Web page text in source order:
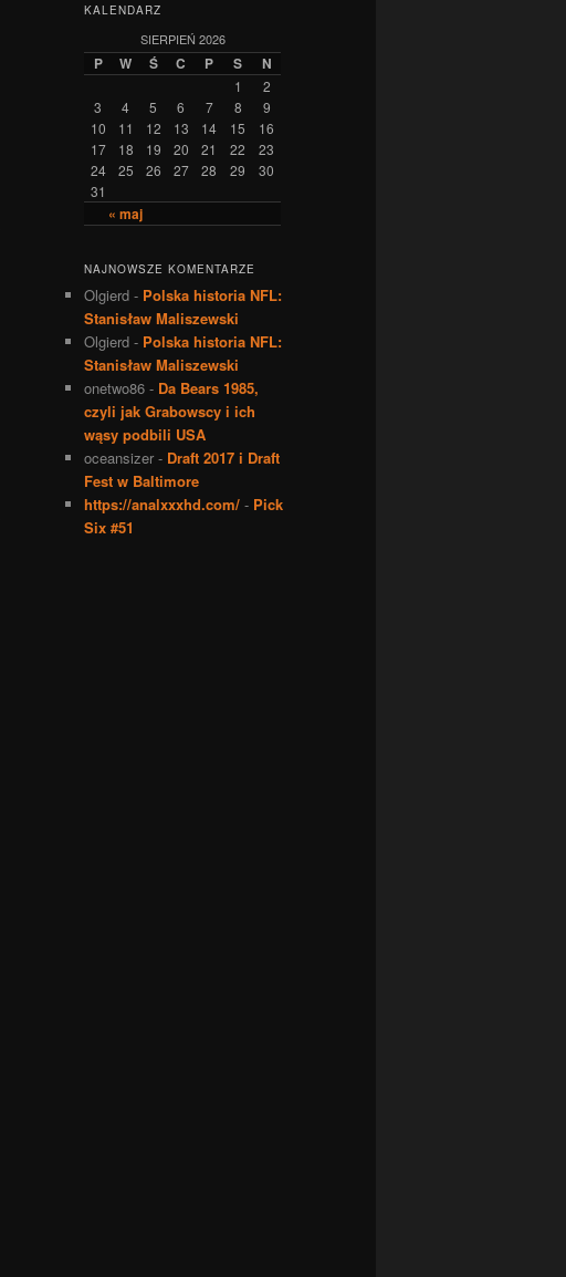
KALENDARZ
SIERPIEŃ 2026
P W Ś C P S N
« maj
1
2
3
4 5 6 7 8
9
10
11 12 13 14 15
16
17
18 19 20 21 22
23
24
25 26 27 28 29
30
31
NAJNOWSZE KOMENTARZE
Olgierd - Polska historia NFL:
Stanisław Maliszewski
Olgierd - Polska historia NFL:
Stanisław Maliszewski
onetwo86 - Da Bears 1985,
czyli jak Grabowscy i ich
wąsy podbili USA
oceansizer - Draft 2017 i Draft
Fest w Baltimore
https://analxxxhd.com/ - Pick
Six #51